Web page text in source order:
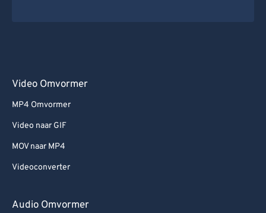
Video Omvormer
MP4 Omvormer
Video naar GIF
MOV naar MP4
Videoconverter
Audio Omvormer